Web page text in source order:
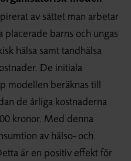
av sättet man arbetar
barns och ungas
hälsa samt tandhälsa
De initiala
modellen beräknas till
de årliga kostnaderna
kronor. Med denna
av hälso- och
är en positiv effekt för